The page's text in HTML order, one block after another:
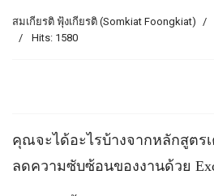
สมเกียรติ ฟุ้งเกียรติ (Somkiat Foongkiat)
Hits: 1580
คุณจะได้อะไรบ้างจากหลักสูตร
ลดความซับซ้อนของงานด้วย